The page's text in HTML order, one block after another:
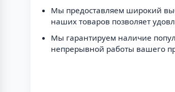
Мы предоставляем широкий
наших товаров позволяет
Мы гарантируем наличие
непрерывной работы вашего